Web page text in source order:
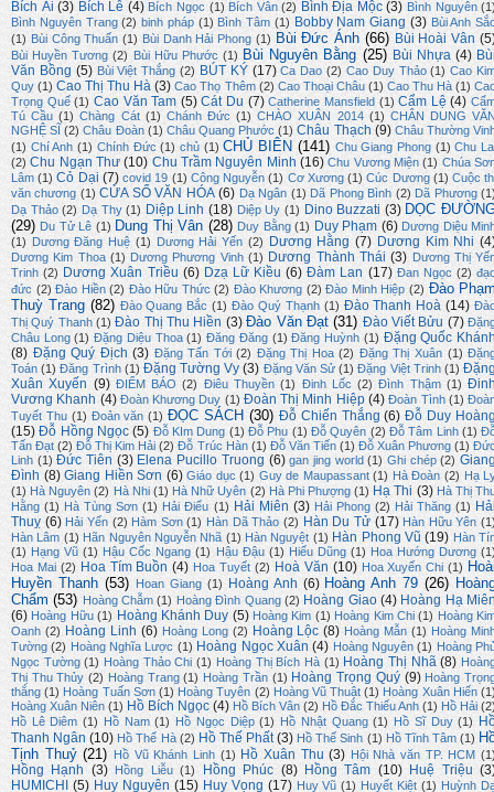
Bích Ái (3) Bích Lê (4) Bích Ngọc (1) Bích Vân (2) Bình Địa Mộc (3) Bình Nguyên
Bình Nguyên Trang (2) binh pháp (1) Bình Tâm (1) Bobby Nam Giang (3) Bùi Anh
(1) Bùi Công Thuấn (1) Bùi Danh Hải Phong (1) Bùi Đức Ánh (66) Bùi Hoài Vân
Bùi Huyền Tương (2) Bùi Hữu Phước (1) Bùi Nguyên Bằng (25) Bùi Nhựa (4)
Văn Bồng (5) Bùi Việt Thắng (2) BÚT KÝ (17) Ca Dao (2) Cao Duy Thảo (1) Cao
Quy (1) Cao Thị Thu Hà (3) Cao Thọ Thêm (2) Cao Thoại Châu (1) Cao Thu Hà (1)
Trọng Quế (1) Cao Văn Tam (5) Cát Du (7) Catherine Mansfield (1) Cẩm Lệ (4)
Tú Cầu (1) Chàng Cát (1) Chánh Đức (1) CHÀO XUÂN 2014 (1) CHÂN DUNG
NGHỆ SĨ (2) Châu Đoàn (1) Châu Quang Phước (1) Châu Thạch (9) Châu Thường
(1) Chí Anh (1) Chính Đức (1) chủ (1) CHỦ BIÊN (141) Chu Giang Phong (1) Chu
(2) Chu Ngạn Thư (10) Chu Trầm Nguyên Minh (16) Chu Vương Miện (1) Chúa
Lâm (1) Cỏ Dại (7) covid 19 (1) Công Nguyễn (1) Cơ Xương (1) Cúc Dương (1) Cuộc
văn chương (1) CỬA SỔ VĂN HÓA (6) Dạ Ngân (1) Dã Phong Bình (2) Dã Phương
Dạ Thảo (2) Dạ Thy (1) Diệp Linh (18) Diệp Uy (1) Dino Buzzati (3) DỌC
(29) Du Tử Lê (1) Dung Thị Vân (28) Duy Bằng (1) Duy Phạm (6) Dương Diệu
(1)
Dương Đăng Huệ (1) Dương Hải Yến (2) Dương Hằng (7) Dương Kim Nhi
Dương Kim Thoa (1) Dương Phương Vinh (1) Dương Thành Thái (3) Dương Thị
Trinh (2) Dương Xuân Triều (6) Dzạ Lữ Kiều (6) Đàm Lan (17) Đan Ngọc (2)
đức (2) Đào Hiền (2) Đào Hữu Thức (2) Đào Khương (2) Đào Minh Hiệp (2) Đào
Thuỳ Trang (82) Đào Quang Bắc (1) Đào Quý Thạnh (1) Đào Thanh Hoà (14)
Thị Quý Thanh (1) Đào Thị Thu Hiền (3) Đào Văn Đạt (31) Đào Viết Bửu (7)
Châu Long (1) Đặng Diệu Thoa (1) Đăng Đăng (1) Đăng Huỳnh (1) Đặng Quốc
(8) Đặng Quý Địch (3) Đặng Tấn Tới (2) Đặng Thị Hoa (2) Đặng Thị Xuân (1)
Toán (1) Đăng Trình (1) Đặng Tường Vy (3) Đặng Văn Sử (1) Đặng Việt Trinh (1)
Xuân Xuyến (9) ĐIỂM BÁO (2) Điêu Thuyền (1) Đinh Lốc (2) Đình Thậm (1)
Vương Khanh (4) Đoàn Khương Duy (1) Đoàn Thị Minh Hiệp (4) Đoàn Tình (1)
Tuyết Thu (1) Đoản văn (1) ĐỌC SÁCH (30) Đỗ Chiến Thắng (6) Đỗ Duy
(15) Đỗ Hồng Ngọc (5) Đỗ KIm Dung (1) Đỗ Phu (1) Đỗ Quyên (2) Đỗ Tâm Linh (1)
Tấn Đạt (2) Đỗ Thị Kim Hải (2) Đỗ Trúc Hàn (1) Đỗ Văn Tiến (1) Đỗ Xuân Phương (1)
Linh (1) Đức Tiên (3) Elena Pucillo Truong (6) gan jing world (1) Ghi chép (2)
Đình (8) Giang Hiền Sơn (6) Giáo dục (1) Guy de Maupassant (1) Hà Đoàn (2) Hạ
(1) Hà Nguyên (2) Hà Nhi (1) Hà Nhữ Uyên (2) Hà Phi Phượng (1) Hạ Thi (3) Hà Thị
Hằng (1) Hà Tùng Sơn (1) Hải Điểu (1) Hải Miên (3) Hải Phong (2) Hải Thăng (1)
Thuỵ (6) Hải Yến (2) Hàm Sơn (1) Hàn Dã Thảo (2) Hàn Du Tử (17) Hàn Hữu Yên
Hàn Lâm (1) Hãn Nguyên Nguyễn Nhã (1) Hàn Nguyệt (1) Hàn Phong Vũ (19) Hàn
(1) Hạng Vũ (1) Hậu Cốc Ngang (1) Hậu Đậu (1) Hiếu Dũng (1) Hoa Hướng Dương
Hoa Mai (2) Hoa Tím Buồn (4) Hoa Tuyết (2) Hoà Văn (10) Hoa Xuyến Chi (1)
Huyền Thanh (53) Hoan Giang (1) Hoàng Anh (6) Hoàng Anh 79 (26)
Chẩm (53) Hoàng Chẫm (1) Hoàng Đình Quang (2) Hoàng Giao (4) Hoàng Hạ
(6) Hoàng Hữu (1) Hoàng Khánh Duy (5) Hoàng Kim (1) Hoàng Kim Chi (1) Hoàng
Oanh (2) Hoàng Linh (6) Hoàng Long (2) Hoàng Lộc (8) Hoàng Mẫn (1) Hoàng
Tường (2) Hoàng Nghĩa Lược (1) Hoàng Ngọc Xuân (4) Hoàng Nguyên (1) Hoàng
Ngọc Tường (1) Hoàng Thảo Chi (1) Hoàng Thị Bích Hà (1) Hoàng Thị Nhã (8)
Thị Thu Thủy (2) Hoàng Trang (1) Hoàng Trần (1) Hoàng Trọng Quý (9) Hoàng
thắng (1) Hoàng Tuấn Sơn (1) Hoàng Tuyên (2) Hoàng Vũ Thuật (1) Hoàng Xuân Hiến
Hoàng Xuân Niên (1) Hồ Bích Ngọc (4) Hồ Bích Vân (2) Hồ Đắc Thiếu Anh (1) Hồ Hải
Hồ Lê Diêm (1) Hồ Nam (1) Hồ Ngọc Diệp (1) Hồ Nhật Quang (1) Hồ Sĩ Duy (1)
Thanh Ngân (10) Hồ Thế Hà (2) Hồ Thế Phất (3) Hồ Thế Sinh (1) Hồ Tĩnh Tâm (1)
Tịnh Thuỷ (21) Hồ Vũ Khánh Linh (1) Hồ Xuân Thu (3) Hội Nhà văn TP. HCM
Hồng Hạnh (3) Hồng Liễu (1) Hồng Phúc (8) Hồng Tâm (10) Huệ Triệu
HUMICHI
(5) Huy Nguyên (15) Huy Vọng (17) Huy Vũ (1) Huyết Kiệt (1) Huỳnh